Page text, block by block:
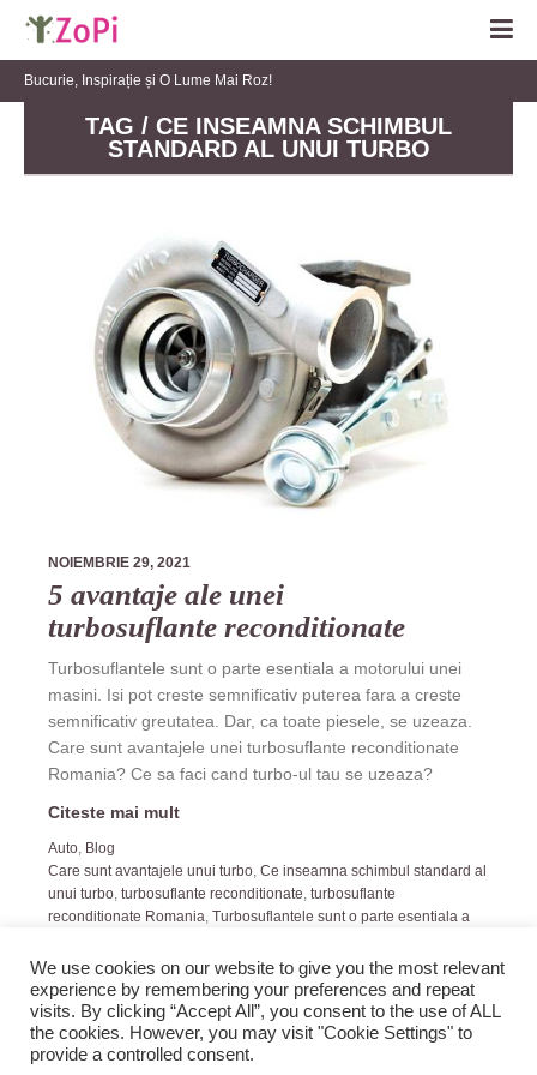
Bucurie, Inspirație și O Lume Mai Roz!
TAG / CE INSEAMNA SCHIMBUL
STANDARD AL UNUI TURBO
NOIEMBRIE 29, 2021
5 avantaje ale unei
turbosuflante reconditionate
Turbosuflantele sunt o parte esentiala a motorului unei
masini. Isi pot creste semnificativ puterea fara a creste
semnificativ greutatea. Dar, ca toate piesele, se uzeaza.
Care sunt avantajele unei turbosuflante reconditionate
Romania? Ce sa faci cand turbo-ul tau se uzeaza?
Citeste mai mult
Auto, Blog
Care sunt avantajele unui turbo, Ce inseamna schimbul standard al
unui turbo, turbosuflante reconditionate, turbosuflante
reconditionate Romania, Turbosuflantele sunt o parte esentiala a
We use cookies on our website to give you the most relevant
experience by remembering your preferences and repeat
visits. By clicking “Accept All”, you consent to the use of ALL
the cookies. However, you may visit "Cookie Settings" to
provide a controlled consent.